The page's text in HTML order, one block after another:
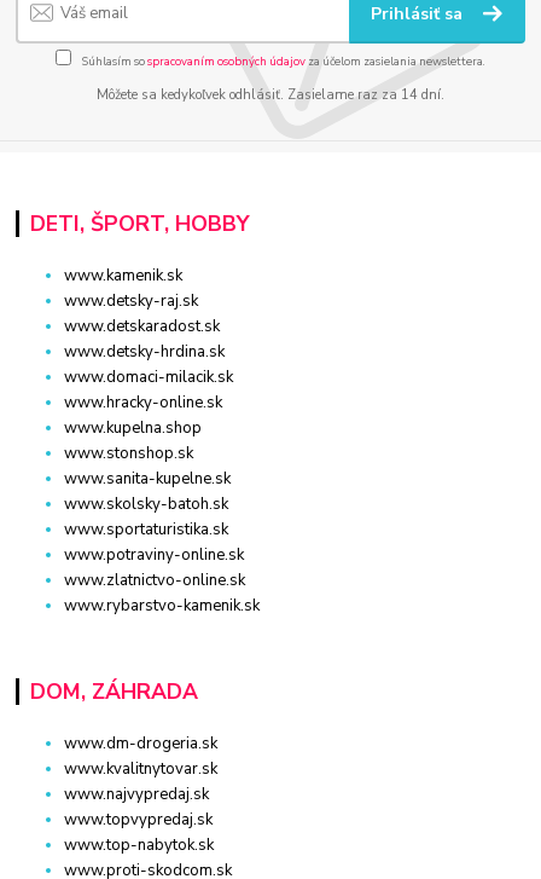
Prihlásiť sa
Súhlasím sospracovaním osobných údajov za účelom zasielania newslettera.
Môžete sa kedykoľvek odhlásiť. Zasielame raz za 14 dní.
DETI, ŠPORT, HOBBY
www.kamenik.sk
www.detsky-raj.sk
www.detskaradost.sk
www.detsky-hrdina.sk
www.domaci-milacik.sk
www.hracky-online.sk
www.kupelna.shop
www.stonshop.sk
www.sanita-kupelne.sk
www.skolsky-batoh.sk
www.sportaturistika.sk
www.potraviny-online.sk
www.zlatnictvo-online.sk
www.rybarstvo-kamenik.sk
DOM, ZÁHRADA
www.dm-drogeria.sk
www.kvalitnytovar.sk
www.najvypredaj.sk
www.topvypredaj.sk
www.top-nabytok.sk
www.proti-skodcom.sk